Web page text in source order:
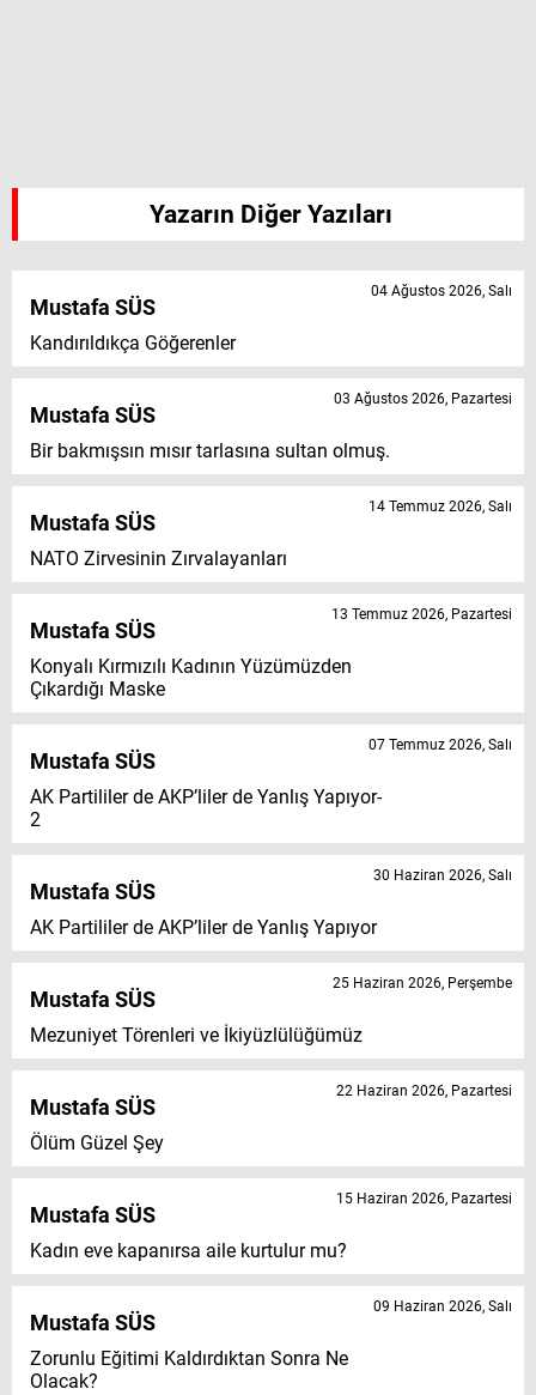
Yazarın Diğer Yazıları
Mustafa SÜS
Kandırıldıkça Göğerenler
04 Ağustos 2026, Salı
Mustafa SÜS
Bir bakmışsın mısır tarlasına sultan olmuş.
03 Ağustos 2026, Pazartesi
Mustafa SÜS
NATO Zirvesinin Zırvalayanları
14 Temmuz 2026, Salı
Mustafa SÜS
Konyalı Kırmızılı Kadının Yüzümüzden
Çıkardığı Maske
13 Temmuz 2026, Pazartesi
Mustafa SÜS
AK Partililer de AKP’liler de Yanlış Yapıyor-
2
07 Temmuz 2026, Salı
Mustafa SÜS
AK Partililer de AKP’liler de Yanlış Yapıyor
30 Haziran 2026, Salı
Mustafa SÜS
Mezuniyet Törenleri ve İkiyüzlülüğümüz
25 Haziran 2026, Perşembe
Mustafa SÜS
Ölüm Güzel Şey
22 Haziran 2026, Pazartesi
Mustafa SÜS
Kadın eve kapanırsa aile kurtulur mu?
15 Haziran 2026, Pazartesi
Mustafa SÜS
Zorunlu Eğitimi Kaldırdıktan Sonra Ne
Olacak?
09 Haziran 2026, Salı